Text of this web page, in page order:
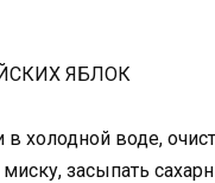
ЯБЛОК
холодной воде,
засыпать